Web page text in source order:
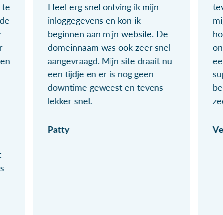
te
Heel erg snel ontving ik mijn
inloggegevens en kon ik
beginnen aan mijn website. De
domeinnaam was ook zeer snel
aangevraagd. Mijn site draait nu
een tijdje en er is nog geen
downtime geweest en tevens
lekker snel.
Patty